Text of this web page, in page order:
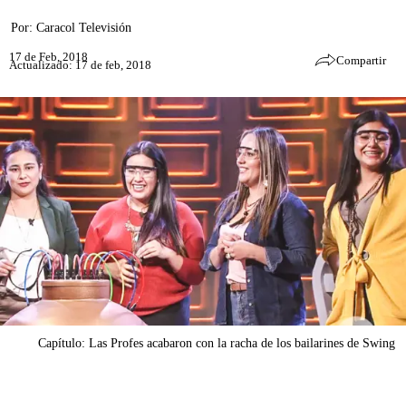
Por: Caracol Televisión
17 de Feb, 2018
Actualizado: 17 de feb, 2018 Compartir
Capítulo: Las Profes acabaron con la racha de los bailarines de Swing